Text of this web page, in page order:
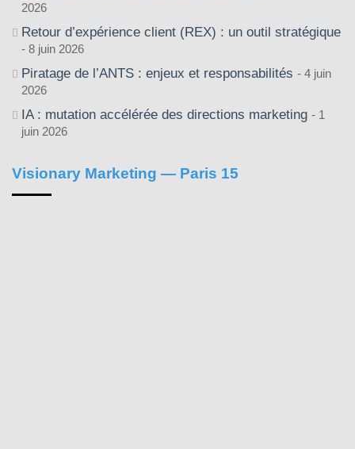
2026
Retour d’expérience client (REX) : un outil stratégique
8 juin 2026
Piratage de l’ANTS : enjeux et responsabilités
4 juin
2026
IA : mutation accélérée des directions marketing
1
juin 2026
Visionary Marketing — Paris 15